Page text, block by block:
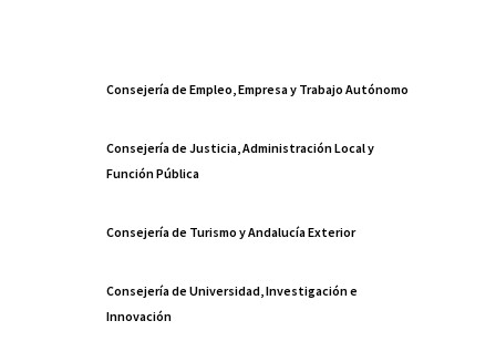
Consejería de Empleo, Empresa y Trabajo Autónomo
Consejería de Justicia, Administración Local y
Función Pública
Consejería de Turismo y Andalucía Exterior
Consejería de Universidad, Investigación e
Innovación